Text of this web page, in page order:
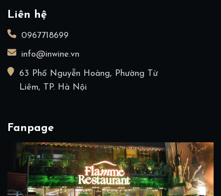
Liên hệ
0967718699
info@inwine.vn
63 Phố Nguyễn Hoàng, Phường Từ
Liêm, TP. Hà Nội
Fanpage